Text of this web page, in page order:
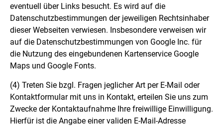
eventuell über Links besucht. Es wird auf die
Datenschutzbestimmungen der jeweiligen Rechtsinhaber
dieser Webseiten verwiesen. Insbesondere verweisen wir
auf die Datenschutzbestimmungen von Google Inc. für
die Nutzung des eingebundenen Kartenservice Google
Maps und Google Fonts.
(4) Treten Sie bzgl. Fragen jeglicher Art per E-Mail oder
Kontaktformular mit uns in Kontakt, erteilen Sie uns zum
Zwecke der Kontaktaufnahme Ihre freiwillige Einwilligung.
Hierfür ist die Angabe einer validen E-Mail-Adresse